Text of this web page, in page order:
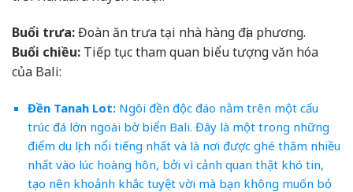
Buổi trưa:Đoàn ăn trưa tại nhà hàng địa phương.
Buổi chiều: Tiếp tục tham quan biểu tượng văn hóa
của Bali:
Đền Tanah Lot:Ngôi đền độc đáo nằm trên một cấu
trúc đá lớn ngoài bờ biển Bali. Đây là một trong những
điểm du lịch nổi tiếng nhất và là nơi được ghé thăm nhiều
nhất vào lúc hoàng hôn, bởi vì cảnh quan thật khó tin,
tạo nên khoảnh khắc tuyệt vời mà bạn không muốn bỏ